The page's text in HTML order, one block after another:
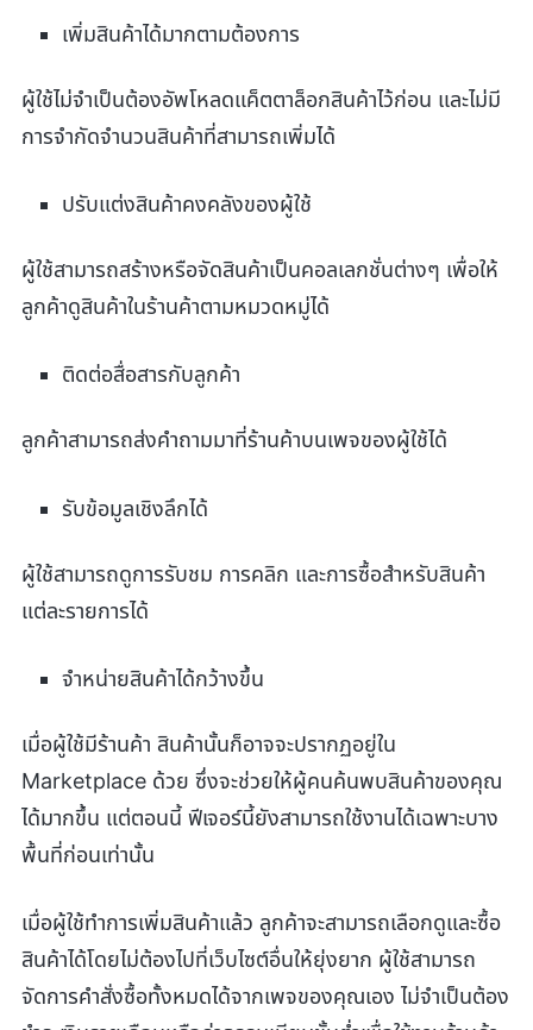
เพิ่มสินค้าได้มากตามต้องการ
ผู้ใช้ไม่จำเป็นต้องอัพโหลดแค็ตตาล็อกสินค้าไว้ก่อน และไม่มี
การจำกัดจำนวนสินค้าที่สามารถเพิ่มได้
ปรับแต่งสินค้าคงคลังของผู้ใช้
ผู้ใช้สามารถสร้างหรือจัดสินค้าเป็นคอลเลกชั่นต่างๆ เพื่อให้
ลูกค้าดูสินค้าในร้านค้าตามหมวดหมู่ได้
ติดต่อสื่อสารกับลูกค้า
ลูกค้าสามารถส่งคำถามมาที่ร้านค้าบนเพจของผู้ใช้ได้
รับข้อมูลเชิงลึกได้
ผู้ใช้สามารถดูการรับชม การคลิก และการซื้อสำหรับสินค้า
แต่ละรายการได้
จำหน่ายสินค้าได้กว้างขึ้น
เมื่อผู้ใช้มีร้านค้า สินค้านั้นก็อาจจะปรากฏอยู่ใน
Marketplace ด้วย ซึ่งจะช่วยให้ผู้คนค้นพบสินค้าของคุณ
ได้มากขึ้น แต่ตอนนี้ ฟีเจอร์นี้ยังสามารถใช้งานได้เฉพาะบาง
พื้นที่ก่อนเท่านั้น
เมื่อผู้ใช้ทำการเพิ่มสินค้าแล้ว ลูกค้าจะสามารถเลือกดูและซื้อ
สินค้าได้โดยไม่ต้องไปที่เว็บไซต์อื่นให้ยุ่งยาก ผู้ใช้สามารถ
จัดการคำสั่งซื้อทั้งหมดได้จากเพจของคุณเอง ไม่จำเป็นต้อง